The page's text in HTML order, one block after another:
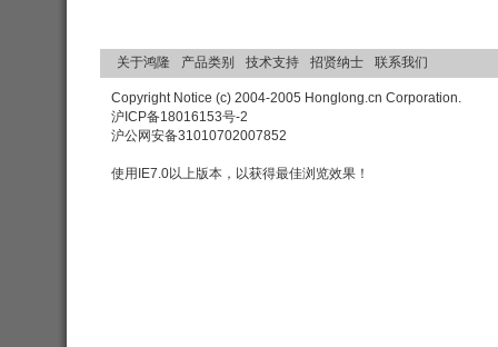
关于鸿隆 产品类别 技术支持 招贤纳士 联系我们
Copyright Notice (c) 2004-2005 Honglong.cn Corporation.
沪ICP备18016153号-2
沪公网安备31010702007852
使用IE7.0以上版本，以获得最佳浏览效果！